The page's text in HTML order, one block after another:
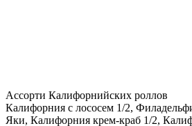
Ассорти Калифорнийских роллов
Калифорния с лососем 1/2,
Яки, Калифорния крем-краб 1/2,